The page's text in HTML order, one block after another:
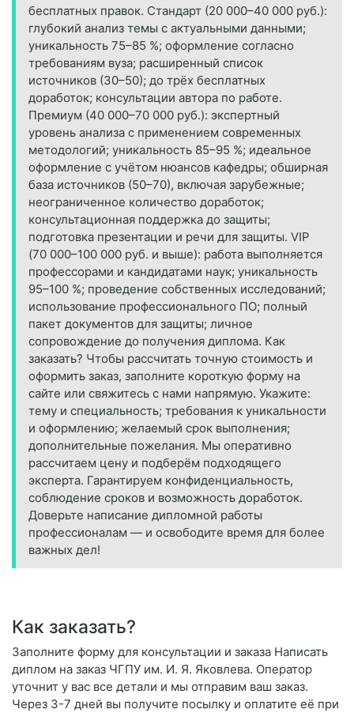
бесплатных правок. Стандарт (20 000–40 000 руб.):
глубокий анализ темы с актуальными данными;
уникальность 75–85 %; оформление согласно
требованиям вуза; расширенный список
источников (30–50); до трёх бесплатных
доработок; консультации автора по работе.
Премиум (40 000–70 000 руб.): экспертный
уровень анализа с применением современных
методологий; уникальность 85–95 %; идеальное
оформление с учётом нюансов кафедры; обширная
база источников (50–70), включая зарубежные;
неограниченное количество доработок;
консультационная поддержка до защиты;
подготовка презентации и речи для защиты. VIP
(70 000–100 000 руб. и выше): работа выполняется
профессорами и кандидатами наук; уникальность
95–100 %; проведение собственных исследований;
использование профессионального ПО; полный
пакет документов для защиты; личное
сопровождение до получения диплома. Как
заказать? Чтобы рассчитать точную стоимость и
оформить заказ, заполните короткую форму на
сайте или свяжитесь с нами напрямую. Укажите:
тему и специальность; требования к уникальности
и оформлению; желаемый срок выполнения;
дополнительные пожелания. Мы оперативно
рассчитаем цену и подберём подходящего
эксперта. Гарантируем конфиденциальность,
соблюдение сроков и возможность доработок.
Доверьте написание дипломной работы
профессионалам — и освободите время для более
важных дел!
Как заказать?
Заполните форму для консультации и заказа Написать
диплом на заказ ЧГПУ им. И. Я. Яковлева. Оператор
уточнит у вас все детали и мы отправим ваш заказ.
Через 3-7 дней вы получите посылку и оплатите её при